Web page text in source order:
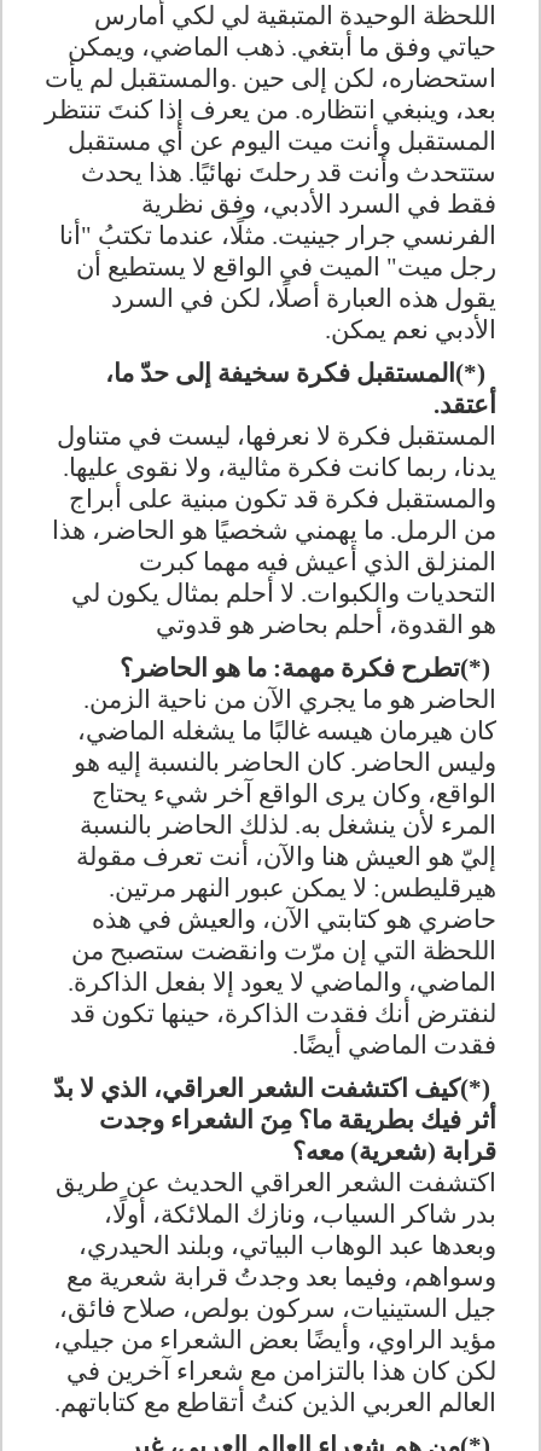
اللحظة الوحيدة المتبقية لي لكي أمارس
حياتي وفق ما أبتغي. ذهب الماضي، ويمكن
استحضاره، لكن إلى حين .والمستقبل لم يأت
بعد، وينبغي انتظاره. من يعرف إذا كنتَ تنتظر
المستقبل وأنت ميت اليوم عن أي مستقبل
ستتحدث وأنت قد رحلتَ نهائيًا. هذا يحدث
فقط في السرد الأدبي، وفق نظرية
الفرنسي جرار جينيت. مثلًا، عندما تكتبُ "أنا
رجل ميت" الميت في الواقع لا يستطيع أن
يقول هذه العبارة أصلًا، لكن في السرد
الأدبي نعم يمكن.
(*) المستقبل فكرة سخيفة إلى حدّ ما،
أعتقد.
المستقبل فكرة لا نعرفها، ليست في متناول
يدنا، ربما كانت فكرة مثالية، ولا نقوى عليها.
والمستقبل فكرة قد تكون مبنية على أبراج
من الرمل. ما يهمني شخصيًا هو الحاضر، هذا
المنزلق الذي أعيش فيه مهما كبرت
التحديات والكبوات. لا أحلم بمثال يكون لي
هو القدوة، أحلم بحاضر هو قدوتي
(*)تطرح فكرة مهمة: ما هو الحاضر؟
الحاضر هو ما يجري الآن من ناحية الزمن.
كان هيرمان هيسه غالبًا ما يشغله الماضي،
وليس الحاضر. كان الحاضر بالنسبة إليه هو
الواقع، وكان يرى الواقع آخر شيء يحتاج
المرء لأن ينشغل به. لذلك الحاضر بالنسبة
إليّ هو العيش هنا والآن، أنت تعرف مقولة
هيرقليطس: لا يمكن عبور النهر مرتين.
حاضري هو كتابتي الآن، والعيش في هذه
اللحظة التي إن مرّت وانقضت ستصبح من
الماضي، والماضي لا يعود إلا بفعل الذاكرة.
لنفترض أنك فقدت الذاكرة، حينها تكون قد
فقدت الماضي أيضًا.
(*)كيف اكتشفت الشعر العراقي، الذي لا بدّ
أثر فيك بطريقة ما؟ مِنَ الشعراء وجدت
قرابة (شعرية) معه؟
اكتشفت الشعر العراقي الحديث عن طريق
بدر شاكر السياب، ونازك الملائكة، أولًا،
وبعدها عبد الوهاب البياتي، وبلند الحيدري،
وسواهم، وفيما بعد وجدتُ قرابة شعرية مع
جيل الستينيات، سركون بولص، صلاح فائق،
مؤيد الراوي، وأيضًا بعض الشعراء من جيلي،
لكن كان هذا بالتزامن مع شعراء آخرين في
العالم العربي الذين كنتُ أتقاطع مع كتاباتهم.